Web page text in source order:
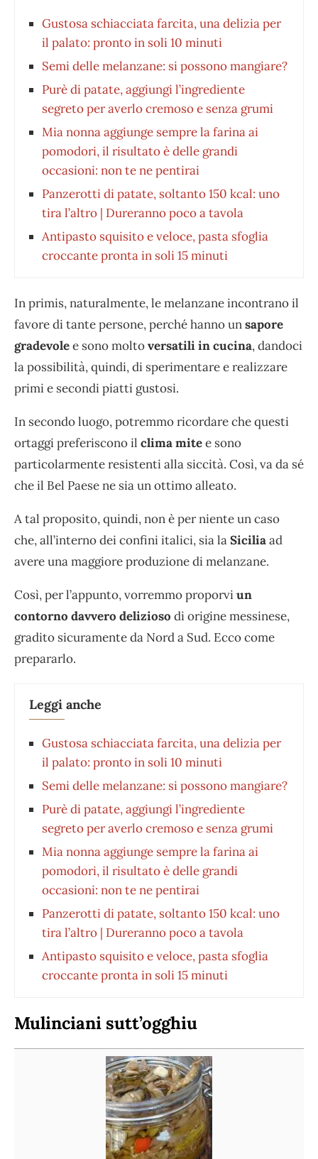
Gustosa schiacciata farcita, una delizia per
il palato: pronto in soli 10 minuti
Semi delle melanzane: si possono mangiare?
Purè di patate, aggiungi l’ingrediente
segreto per averlo cremoso e senza grumi
Mia nonna aggiunge sempre la farina ai
pomodori, il risultato è delle grandi
occasioni: non te ne pentirai
Panzerotti di patate, soltanto 150 kcal: uno
tira l’altro | Dureranno poco a tavola
Antipasto squisito e veloce, pasta sfoglia
croccante pronta in soli 15 minuti
In primis, naturalmente, le melanzane incontrano il
favore di tante persone, perché hanno unsapore
gradevolee sono moltoversatili in cucina, dandoci
la possibilità, quindi, di sperimentare e realizzare
primi e secondi piatti gustosi.
In secondo luogo, potremmo ricordare che questi
ortaggi preferiscono il clima mitee sono
particolarmente resistenti alla siccità. Così, va da sé
che il Bel Paese ne sia un ottimo alleato.
A tal proposito, quindi, non è per niente un caso
che, all’interno dei confini italici, sia laSiciliaad
avere una maggiore produzione di melanzane.
Così, per l’appunto, vorremmo proporviun
contorno davvero delizioso di origine messinese,
gradito sicuramente da Nord a Sud. Ecco come
prepararlo.
Leggi anche
Gustosa schiacciata farcita, una delizia per
il palato: pronto in soli 10 minuti
Semi delle melanzane: si possono mangiare?
Purè di patate, aggiungi l’ingrediente
segreto per averlo cremoso e senza grumi
Mia nonna aggiunge sempre la farina ai
pomodori, il risultato è delle grandi
occasioni: non te ne pentirai
Panzerotti di patate, soltanto 150 kcal: uno
tira l’altro | Dureranno poco a tavola
Antipasto squisito e veloce, pasta sfoglia
croccante pronta in soli 15 minuti
Mulinciani sutt’ogghiu